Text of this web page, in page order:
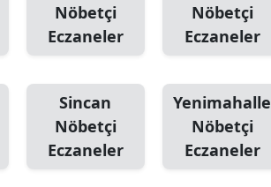
Nöbetçi
Eczaneler
Nöbetçi
Eczaneler
Sincan
Nöbetçi
Eczaneler
Yenimahalle
Nöbetçi
Eczaneler